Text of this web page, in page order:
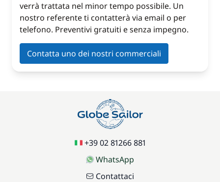
verrà trattata nel minor tempo possibile. Un
nostro referente ti contatterà via email o per
telefono. Preventivi gratuiti e senza impegno.
Contatta uno dei nostri commerciali
+39 02 81266 881
WhatsApp
Contattaci